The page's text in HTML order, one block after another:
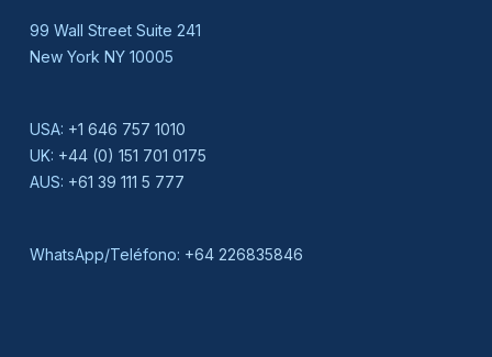
99 Wall Street Suite 241
New York NY 10005
USA: +1 646 757 1010
UK: +44 (0) 151 701 0175
AUS: +61 39 111 5 777
WhatsApp/Teléfono: +64 226835846